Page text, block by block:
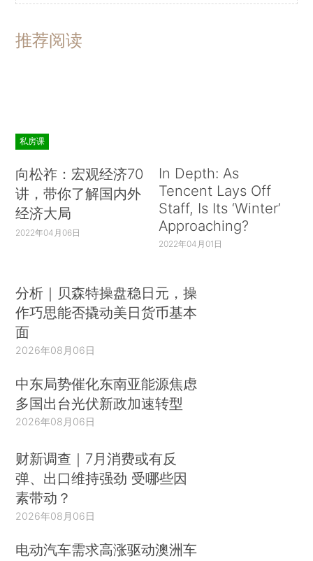
推荐阅读
私房课
向松祚：宏观经济70
讲，带你了解国内外
经济大局
2022年04月06日
In Depth: As
Tencent Lays Off
Staff, Is Its ‘Winter’
Approaching?
2022年04月01日
分析｜贝森特操盘稳日元，操
作巧思能否撬动美日货币基本
面
2026年08月06日
中东局势催化东南亚能源焦虑
多国出台光伏新政加速转型
2026年08月06日
财新调查｜7月消费或有反
弹、出口维持强劲 受哪些因
素带动？
2026年08月06日
电动汽车需求高涨驱动澳洲车